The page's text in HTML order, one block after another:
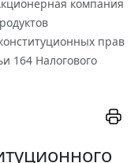
компания
прав
164 Налогового